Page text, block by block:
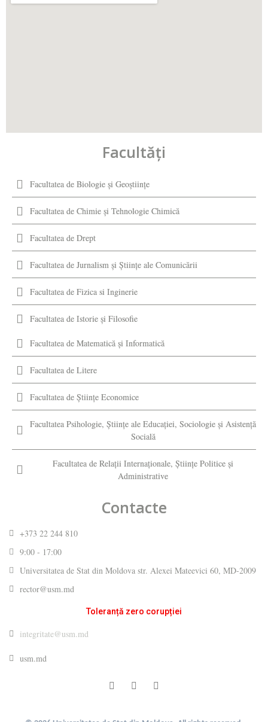
Facultăţi
Facultatea de Biologie și Geoștiințe
Facultatea de Chimie şi Tehnologie Chimică
Facultatea de Drept
Facultatea de Jurnalism şi Ştiinţe ale Comunicării
Facultatea de Fizica si Inginerie
Facultatea de Istorie şi Filosofie
Facultatea de Matematică şi Informatică
Facultatea de Litere
Facultatea de Științe Economice
Facultatea Psihologie, Ştiinţe ale Educaţiei, Sociologie și Asistență
Socială
Facultatea de Relaţii Internaţionale, Ştiinţe Politice şi
Administrative
Contacte
+373 22 244 810
9:00 - 17:00
Universitatea de Stat din Moldova str. Alexei Mateevici 60, MD-2009
rector@usm.md
Toleranță zero corupției
integritate@usm.md
usm.md